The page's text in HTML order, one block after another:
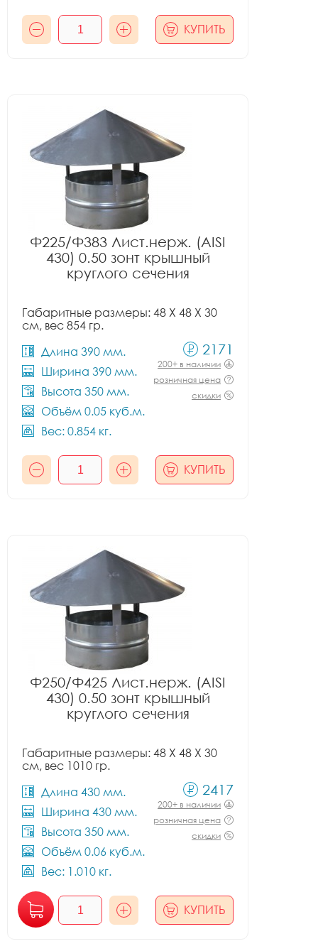
КУПИТЬ
Ф225/Ф383 Лист.нерж. (AISI
430) 0.50 зонт крышный
круглого сечения
Габаритные размеры: 48 X 48 X 30
см, вес 854 гр.
Длина 390 мм.
Ширина 390 мм.
Высота 350 мм.
Объём 0.05 куб.м.
Вес: 0.854 кг.
2171
200+ в наличии
розничная цена
скидки
КУПИТЬ
Ф250/Ф425 Лист.нерж. (AISI
430) 0.50 зонт крышный
круглого сечения
Габаритные размеры: 48 X 48 X 30
см, вес 1010 гр.
Длина 430 мм.
Ширина 430 мм.
Высота 350 мм.
Объём 0.06 куб.м.
Вес: 1.010 кг.
2417
200+ в наличии
розничная цена
скидки
КУПИТЬ